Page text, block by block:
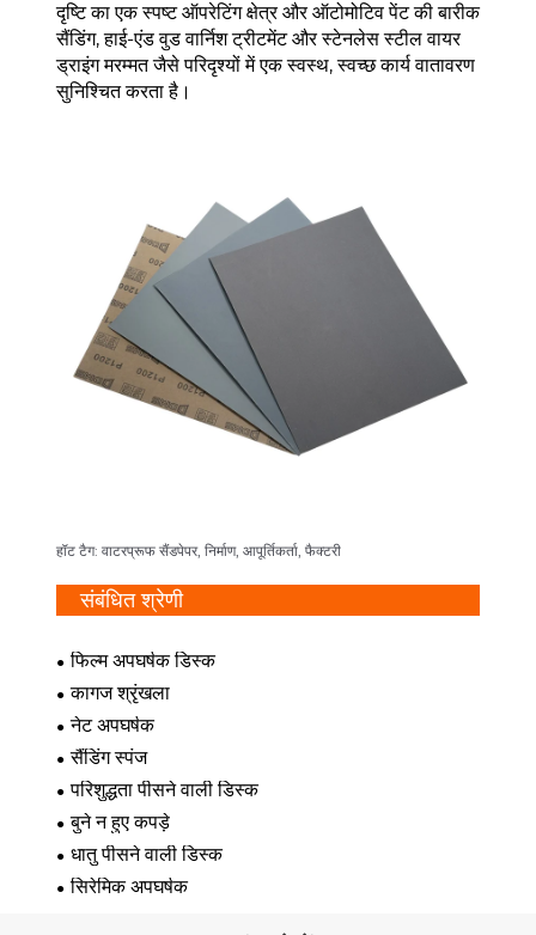
दृष्टि का एक स्पष्ट ऑपरेटिंग क्षेत्र और ऑटोमोटिव पेंट की बारीक
सैंडिंग, हाई-एंड वुड वार्निश ट्रीटमेंट और स्टेनलेस स्टील वायर
ड्राइंग मरम्मत जैसे परिदृश्यों में एक स्वस्थ, स्वच्छ कार्य वातावरण
सुनिश्चित करता है।
हॉट टैग: वाटरप्रूफ सैंडपेपर, निर्माण, आपूर्तिकर्ता, फैक्टरी
संबंधित श्रेणी
फिल्म अपघर्षक डिस्क
कागज श्रृंखला
नेट अपघर्षक
सैंडिंग स्पंज
परिशुद्धता पीसने वाली डिस्क
बुने न हुए कपड़े
धातु पीसने वाली डिस्क
सिरेमिक अपघर्षक